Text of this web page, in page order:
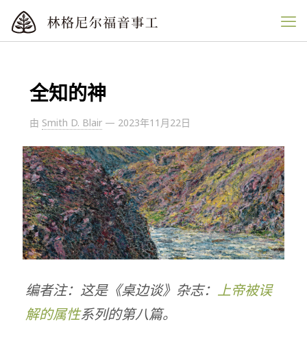
全知的神
由 Smith D. Blair — 2023年11月22日
编者注：这是《桌边谈》杂志： 上帝被误
解的属性系列的第八篇。